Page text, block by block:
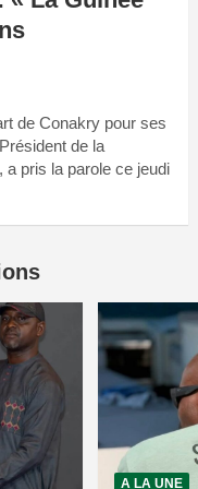
de Conakry pour ses
de la
a pris la parole ce jeudi
A LA UNE